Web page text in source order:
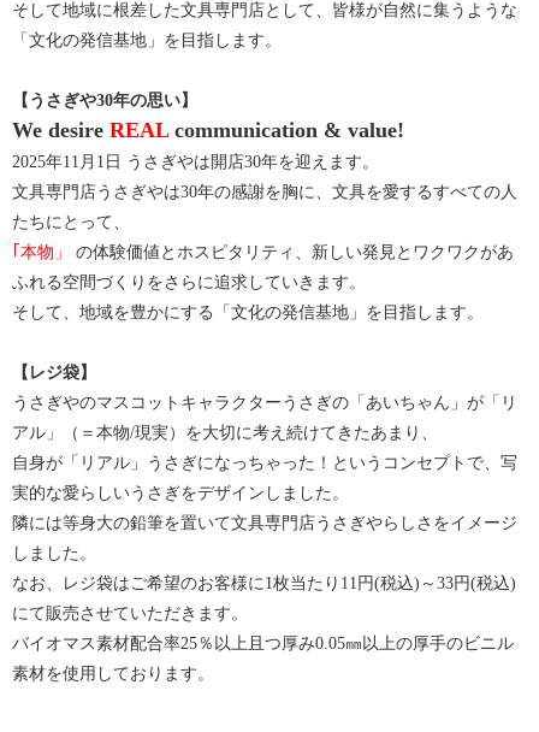
そして地域に根差した文具専門店として、皆様が自然に集うような
「文化の発信基地」を目指します。
【うさぎや30年の思い】
We desire REALcommunication & value!
2025年11月1日 うさぎやは開店30年を迎えます。
文具専門店うさぎやは30年の感謝を胸に、文具を愛するすべての人
たちにとって、
｢本物」
の体験価値とホスピタリティ、新しい発見とワクワクがあ
ふれる空間づくりをさらに追求していきます。
そして、地域を豊かにする「文化の発信基地」を目指します。
【レジ袋】
うさぎやのマスコットキャラクターうさぎの「あいちゃん」が「リ
アル」（＝本物/現実）を大切に考え続けてきたあまり、
自身が「リアル」うさぎになっちゃった！というコンセプトで、写
実的な愛らしいうさぎをデザインしました。
隣には等身大の鉛筆を置いて文具専門店うさぎやらしさをイメージ
しました。
なお、レジ袋はご希望のお客様に1枚当たり11円(税込)～33円(税込)
にて販売させていただきます。
バイオマス素材配合率25％以上且つ厚み0.05㎜以上の厚手のビニル
素材を使用しております。